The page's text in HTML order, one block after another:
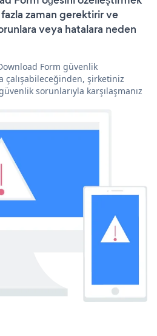
zaman gerektirir ve
veya hatalara neden
Form güvenlik
çalışabileceğinden, şirketiniz
sorunlarıyla karşılaşmanız